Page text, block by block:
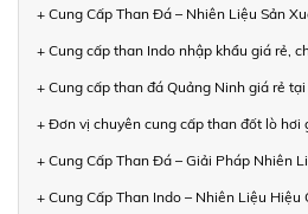
+ Cung Cấp Than Đá – Nhiên Liệu Sản
+ Cung cấp than Indo nhập khẩu giá rẻ,
+ Cung cấp than đá Quảng Ninh giá rẻ
+ Đơn vị chuyên cung cấp than đốt lò hơi
+ Cung Cấp Than Đá – Giải Pháp Nhiên
+ Cung Cấp Than Indo – Nhiên Liệu Hiệu